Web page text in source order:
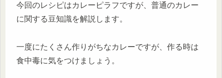
今回のレシピはカレーピラフですが、普通のカレー
に関する豆知識を解説します。
一度にたくさん作りがちなカレーですが、作る時は
食中毒に気をつけましょう。